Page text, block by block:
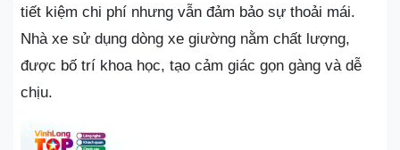
tiết kiệm chi phí nhưng vẫn đảm bảo sự thoải mái.
Nhà xe sử dụng dòng xe giường nằm chất lượng,
được bố trí khoa học, tạo cảm giác gọn gàng và dễ
chịu.